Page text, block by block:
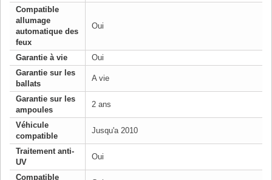
Compatible
allumage
automatique des
feux
Oui
Garantie à vie
Oui
Garantie sur les
ballats
A vie
Garantie sur les
ampoules
2 ans
Véhicule
compatible
Jusqu'a 2010
Traitement anti-
UV
Oui
Compatible